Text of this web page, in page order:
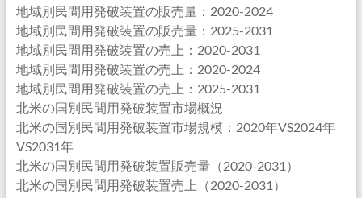
地域別民間用発破装置の販売量：2020-2024
地域別民間用発破装置の販売量：2025-2031
地域別民間用発破装置の売上：2020-2031
地域別民間用発破装置の売上：2020-2024
地域別民間用発破装置の売上：2025-2031
北米の国別民間用発破装置市場概況
北米の国別民間用発破装置市場規模：2020年VS2024年
VS2031年
北米の国別民間用発破装置販売量（2020-2031）
北米の国別民間用発破装置売上（2020-2031）